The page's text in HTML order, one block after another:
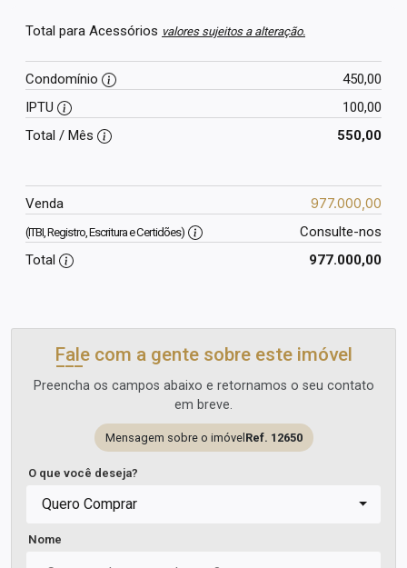
Total para Acessórios valores sujeitos a alteração.
Condomínio
450,00
IPTU
100,00
Total / Mês
550,00
Venda 977.000,00
(ITBI, Registro, Escritura e Certidões)
Consulte-nos
Total
977.000,00
Fale com a gente sobre este imóvel
Preencha os campos abaixo e retornamos o seu contato
em breve.
Mensagem sobre o imóvel Ref. 12650
O que você deseja?
Quero Comprar
Nome